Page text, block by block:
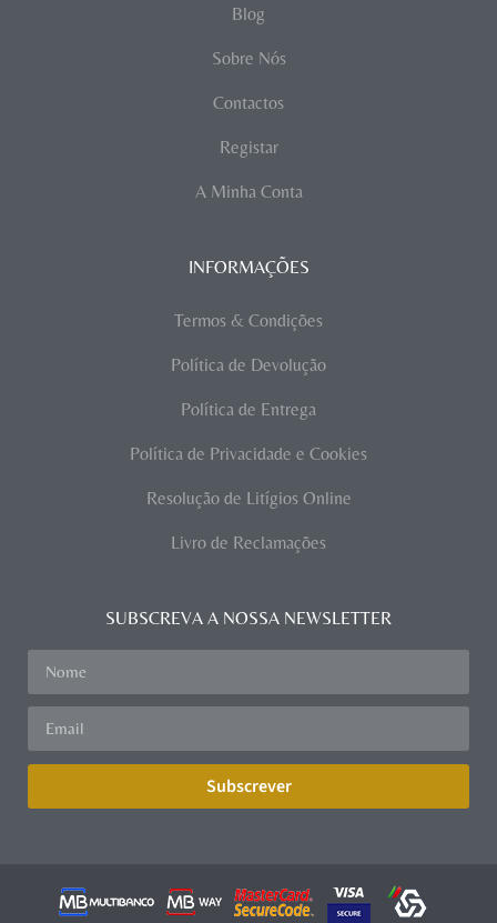
Blog
Sobre Nós
Contactos
Registar
A Minha Conta
INFORMAÇÕES
Termos & Condições
Política de Devolução
Política de Entrega
Política de Privacidade e Cookies
Resolução de Litígios Online
Livro de Reclamações
SUBSCREVA A NOSSA NEWSLETTER
Subscrever